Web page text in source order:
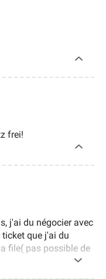
frei!
j'ai du négocier avec
que j'ai du
file( pas possible de
entrée/sortie)